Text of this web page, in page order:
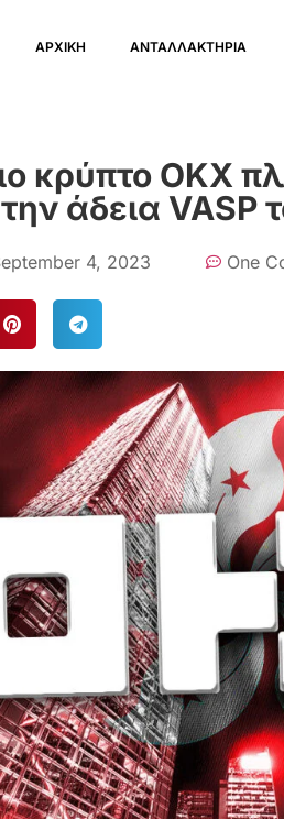
ΑΡΧΙΚΗ ΑΝΤΑΛΛΑΚΤΗΡΙΑ
κρύπτο OKX
άδεια VASP
4, 2023 One